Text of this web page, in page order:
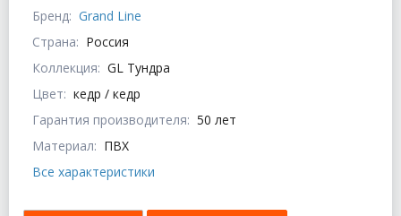
Бренд: Grand Line
Страна: Россия
Коллекция: GL Тундра
Цвет: кедр / кедр
Гарантия производителя: 50 лет
Материал: ПВХ
Все характеристики